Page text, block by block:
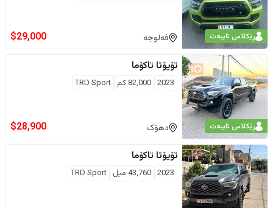
ڕێکلامی تایبەت فەلوجە $29,000
ڕێکلامی تایبەت
تۆیۆتا تاکۆما
2023
82,000كم TRD Sport
دهۆک $28,900
تۆیۆتا تاکۆما
2023
43,760 ميل TRD Sport